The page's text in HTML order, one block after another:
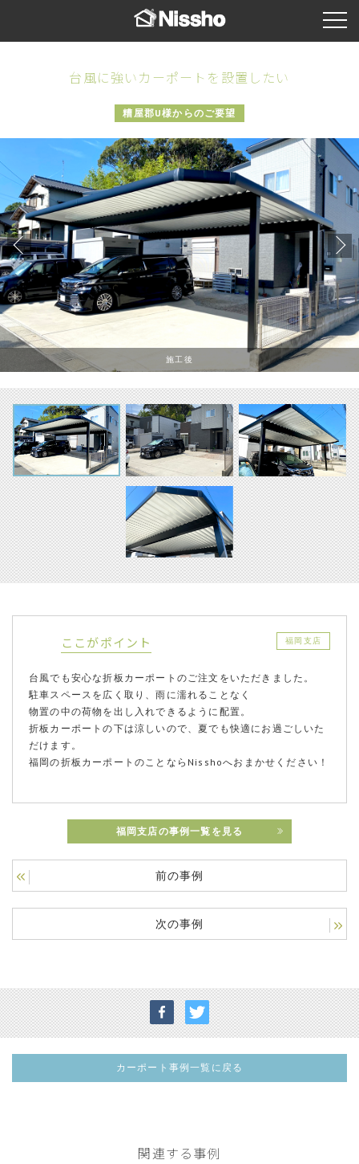
台風に強いカーポートを設置したい
糟屋郡U様からのご要望
施工後
ここがポイント 福岡支店
台風でも安心な折板カーポートのご注文をいただきました。
駐車スペースを広く取り、雨に濡れることなく
物置の中の荷物を出し入れできるように配置。
折板カーポートの下は涼しいので、夏でも快適にお過ごしいた
だけます。
福岡の折板カーポートのことならNisshoへおまかせください！
福岡支店の事例一覧を見る
前の事例
次の事例
カーポート事例一覧に戻る
関連する事例